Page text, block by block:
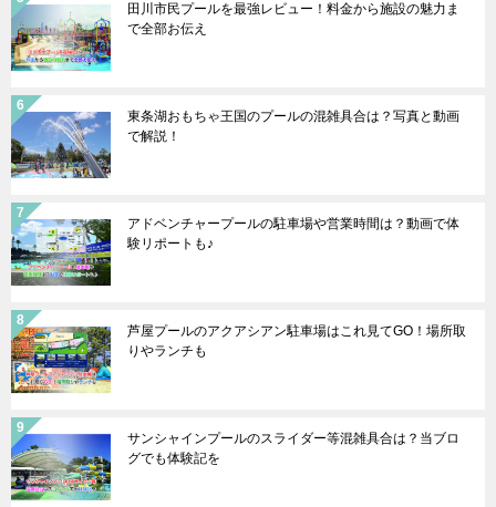
田川市民プールを最強レビュー！料金から施設の魅力ま
で全部お伝え
東条湖おもちゃ王国のプールの混雑具合は？写真と動画
で解説！
アドベンチャープールの駐車場や営業時間は？動画で体
験リポートも♪
芦屋プールのアクアシアン駐車場はこれ見てGO！場所取
りやランチも
サンシャインプールのスライダー等混雑具合は？当ブロ
グでも体験記を